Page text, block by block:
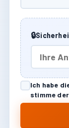
🔒
Ich habe
stimme